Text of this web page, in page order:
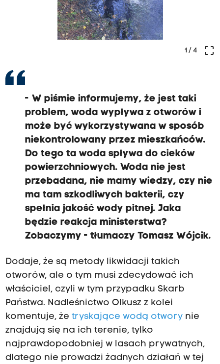
crop_free
1/ 4
- W piśmie informujemy, że jest taki
problem, woda wypływa z otworów i
może być wykorzystywana w sposób
niekontrolowany przez mieszkańców.
Do tego ta woda spływa do cieków
powierzchniowych. Woda nie jest
przebadana, nie mamy wiedzy, czy nie
ma tam szkodliwych bakterii, czy
spełnia jakość wody pitnej. Jaka
będzie reakcja ministerstwa?
Zobaczymy - tłumaczy Tomasz Wójcik.
Dodaje, że są metody likwidacji takich
otworów, ale o tym musi zdecydować ich
właściciel, czyli w tym przypadku Skarb
Państwa. Nadleśnictwo Olkusz z kolei
komentuje, że tryskające wodą otworynie
znajdują się na ich terenie, tylko
najprawdopodobniej w lasach prywatnych,
dlatego nie prowadzi żadnych działań w tej